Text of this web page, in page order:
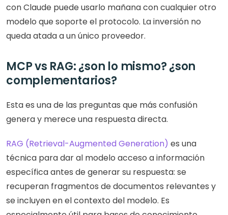
con Claude puede usarlo mañana con cualquier otro
modelo que soporte el protocolo. La inversión no
queda atada a un único proveedor.
MCP vs RAG: ¿son lo mismo? ¿son
complementarios?
Esta es una de las preguntas que más confusión
genera y merece una respuesta directa.
RAG (Retrieval-Augmented Generation) es una
técnica para dar al modelo acceso a información
específica antes de generar su respuesta: se
recuperan fragmentos de documentos relevantes y
se incluyen en el contexto del modelo. Es